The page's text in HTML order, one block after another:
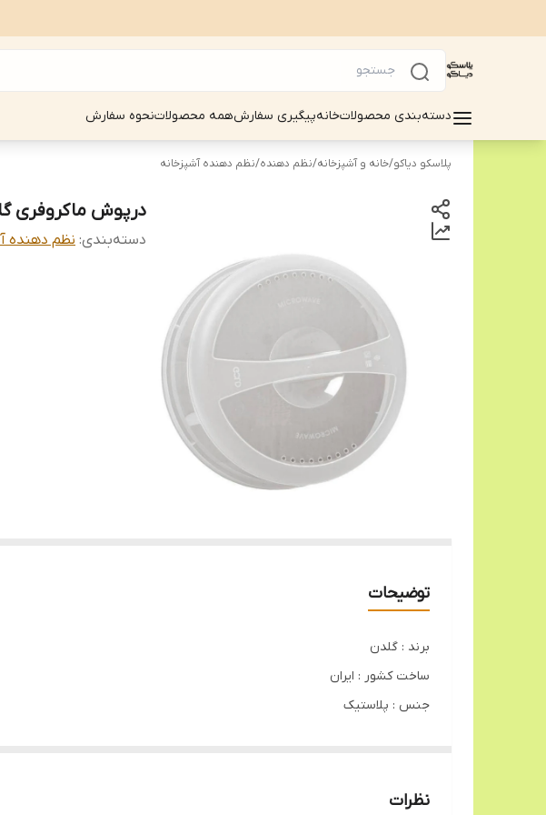
دسته‌بندی محصولاتخانهپیگیری سفارشهمه محصولاتنحوه سفارش
پلاسکو دیاکو/خانه و آشپزخانه/نظم دهنده/نظم دهنده آشپزخانه
درپوش ماکروفری
دسته‌بندی: نظم دهنده
توضیحات
برند : گلدن
ساخت کشور : ایران
جنس : پلاستیک
نظرات